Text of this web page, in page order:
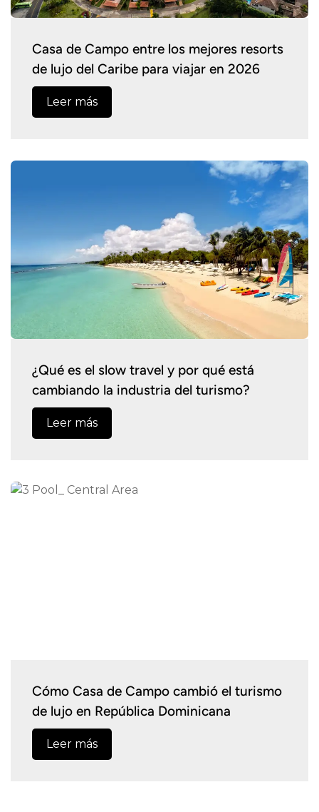
Casa de Campo entre los mejores resorts
de lujo del Caribe para viajar en 2026
Leer más
¿Qué es el slow travel y por qué está
cambiando la industria del turismo?
Leer más
Cómo Casa de Campo cambió el turismo
de lujo en República Dominicana
Leer más